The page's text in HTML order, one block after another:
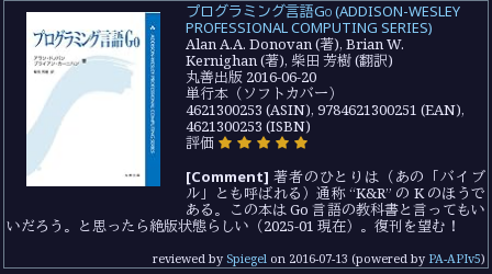
プログラミング言語Go (ADDISON-WESLEY
PROFESSIONAL COMPUTING SERIES)
Alan A.A. Donovan (著), Brian W.
Kernighan (著), 柴田 芳樹 (翻訳)
丸善出版 2016-06-20
単行本（ソフトカバー）
4621300253 (ASIN), 9784621300251 (EAN),
4621300253 (ISBN)
評価
[Comment] 著者のひとりは（あの「バイブ
ル」とも呼ばれる）通称 “K&R” の K のほうで
ある。この本は Go 言語の教科書と言ってもい
いだろう。と思ったら絶版状態らしい（2025-01 現在）。復刊を望む！
reviewed by Spiegelon 2016-07-13 (powered by PA-APIv5)